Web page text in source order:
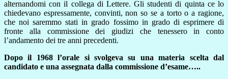
alternandomi con il collega di Lettere. Gli studenti di quinta ce lo
chiedevano espressamente, convinti, non so se a torto o a ragione,
che noi saremmo stati in grado fossimo in grado di esprimere di
fronte alla commissione dei giudizi che tenessero in conto
l’andamento dei tre anni precedenti.
Dopo il 1968 l’orale si svolgeva su una materia scelta dal
candidato e una assegnata dalla commissione d’esame…..